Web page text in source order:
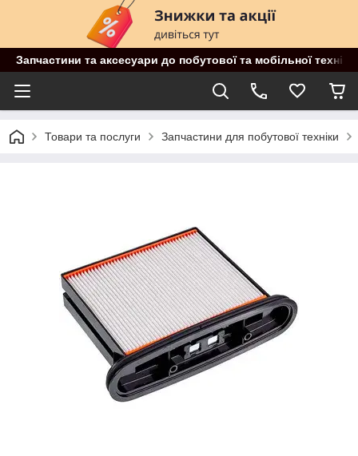
Запчастини та аксесуари до побутової та мобільної
Товари та послуги Запчастини для побутової техніки